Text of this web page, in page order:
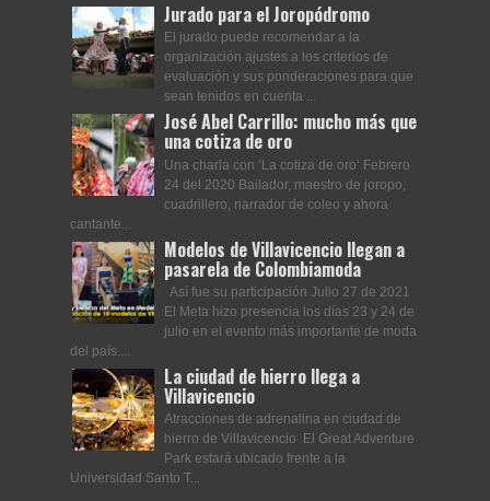
Jurado para el Joropódromo
El jurado puede recomendar a la
organización ajustes a los criterios de
evaluación y sus ponderaciones para que
sean tenidos en cuenta ...
José Abel Carrillo: mucho más que
una cotiza de oro
Una charla con ‘La cotiza de oro’ Febrero
24 del 2020 Bailador, maestro de joropo,
cuadrillero, narrador de coleo y ahora
cantante...
Modelos de Villavicencio llegan a
pasarela de Colombiamoda
Así fue su participación Julio 27 de 2021
El Meta hizo presencia los días 23 y 24 de
julio en el evento más importante de moda
del país....
La ciudad de hierro llega a
Villavicencio
Atracciones de adrenalina en ciudad de
hierro de Villavicencio El Great Adventure
Park estará ubicado frente a la
Universidad Santo T...